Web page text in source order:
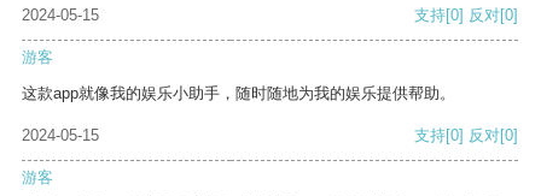
2024-05-15 支持[0] 反对[0]
游客
这款app就像我的娱乐小助手，随时随地为我的娱乐提供帮助。
2024-05-15 支持[0] 反对[0]
游客